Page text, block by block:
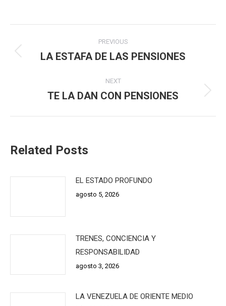
navigation
PREVIOUS
Previous
LA ESTAFA DE LAS PENSIONES
NEXT
Next
TE LA DAN CON PENSIONES
Related Posts
EL ESTADO PROFUNDO
agosto 5, 2026
TRENES, CONCIENCIA Y
RESPONSABILIDAD
agosto 3, 2026
LA VENEZUELA DE ORIENTE MEDIO